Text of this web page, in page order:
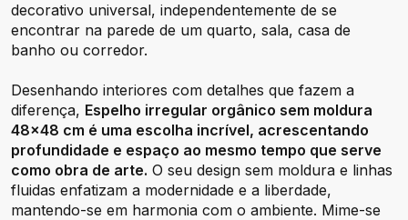
decorativo universal, independentemente de se
encontrar na parede de um quarto, sala, casa de
banho ou corredor.
Desenhando interiores com detalhes que fazem a
diferença, Espelho irregular orgânico sem moldura
48x48 cm é uma escolha incrível, acrescentando
profundidade e espaço ao mesmo tempo que serve
como obra de arte. O seu design sem moldura e linhas
fluidas enfatizam a modernidade e a liberdade,
mantendo-se em harmonia com o ambiente. Mime-se